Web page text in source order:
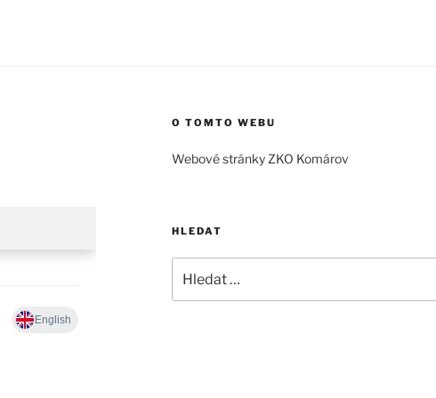
O TOMTO WEBU
Webové stránky ZKO Komárov
HLEDAT